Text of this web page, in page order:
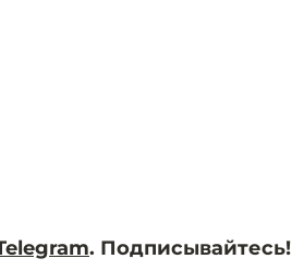
. Подписывайтесь!